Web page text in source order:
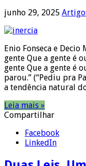
junho 29, 2025
Enio Fonseca e
gente Que a gente é
gente Que a gente é
parou.” (“Pediu pra
a tendência natural
Leia mais »
Compartilhar
Facebook
LinkedIn